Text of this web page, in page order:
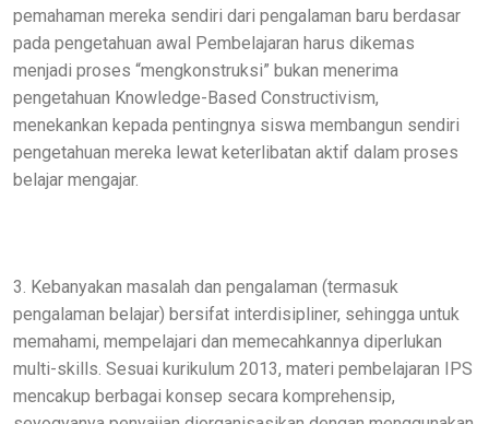
pemahaman mereka sendiri dari pengalaman baru berdasar
pada pengetahuan awal Pembelajaran harus dikemas
menjadi proses “mengkonstruksi” bukan menerima
pengetahuan Knowledge-Based Constructivism,
menekankan kepada pentingnya siswa membangun sendiri
pengetahuan mereka lewat keterlibatan aktif dalam proses
belajar mengajar.
3. Kebanyakan masalah dan pengalaman (termasuk
pengalaman belajar) bersifat interdisipliner, sehingga untuk
memahami, mempelajari dan memecahkannya diperlukan
multi-skills. Sesuai kurikulum 2013, materi pembelajaran IPS
mencakup berbagai konsep secara komprehensip,